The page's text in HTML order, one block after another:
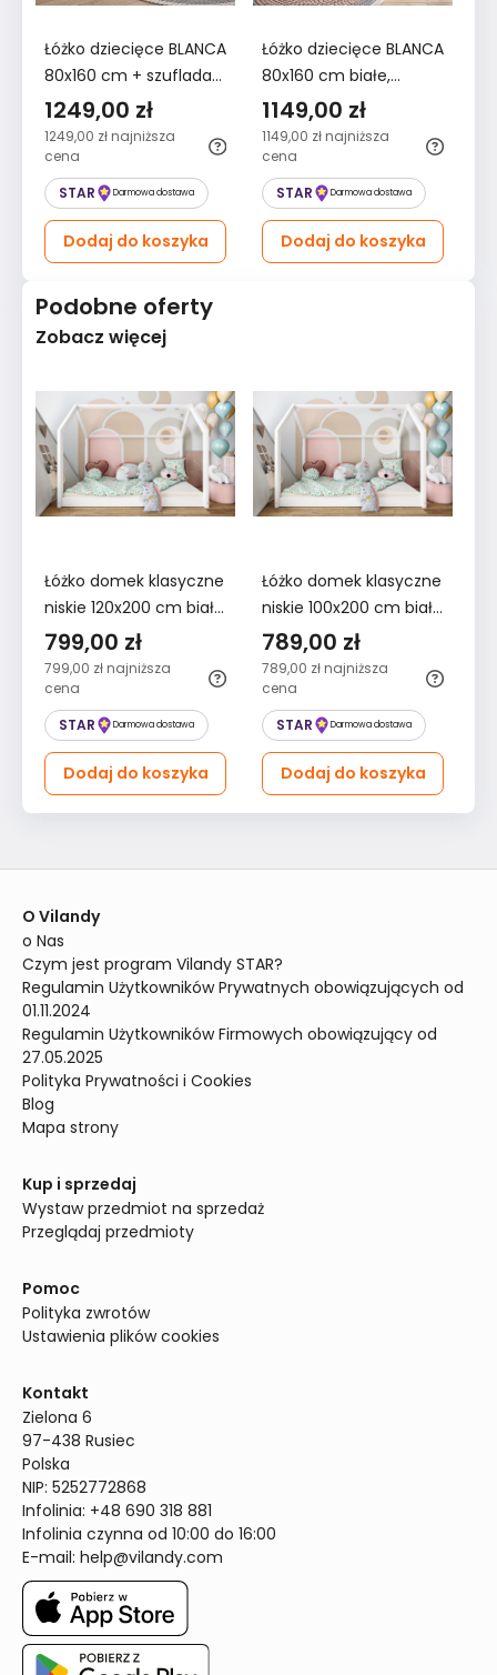
Łóżko dziecięce BLANCA
80x160 cm + szuflada
naturalne , barierka
odkręcana do pokoju
dziecka
1249,00 zł
1249,00 zł najniższa
cena
STAR
Darmowa dostawa
Dodaj do koszyka
Łóżko dziecięce BLANCA
80x160 cm białe,
barierka odkręcana do
pokoju dziecka
1149,00 zł
1149,00 zł najniższa
cena
STAR
Darmowa dostawa
Dodaj do koszyka
Podobne oferty
Zobacz więcej
Łóżko domek klasyczne
niskie 120x200 cm białe
dla dzieci do pokoju
dziecięcego
799,00 zł
799,00 zł najniższa
cena
STAR
Darmowa dostawa
Dodaj do koszyka
Łóżko domek klasyczne
niskie 100x200 cm białe
dla dzieci do pokoju
dziecięcego
789,00 zł
789,00 zł najniższa
cena
STAR
Darmowa dostawa
Dodaj do koszyka
O Vilandy
o Nas
Czym jest program Vilandy STAR?
Regulamin Użytkowników Prywatnych obowiązujących od
01.11.2024
Regulamin Użytkowników Firmowych obowiązujący od
27.05.2025
Polityka Prywatności i Cookies
Blog
Mapa strony
Kup i sprzedaj
Wystaw przedmiot na sprzedaż
Przeglądaj przedmioty
Pomoc
Polityka zwrotów
Ustawienia plików cookies
Kontakt
Zielona 6
97-438 Rusiec
Polska
NIP: 5252772868
Infolinia: +48 690 318 881
Infolinia czynna od 10:00 do 16:00
E-mail: help@vilandy.com